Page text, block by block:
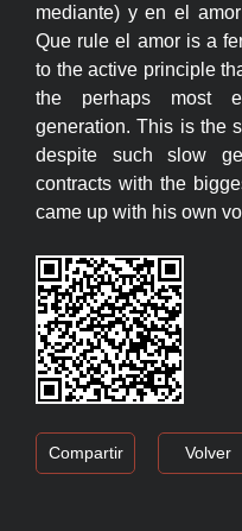
mediante) y en el
Que rule el amor is a
to the active principle
the perhaps most
generation. This is the
despite such slow
contracts with the
came up with his own
Compartir Volver